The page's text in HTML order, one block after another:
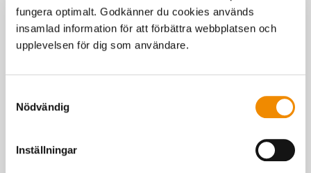
fungera optimalt. Godkänner du cookies används
insamlad information för att förbättra webbplatsen och
upplevelsen för dig som användare.
Nödvändig
Inställningar
ditt eget djuröga. Du knappar in dina observationer enkelt i